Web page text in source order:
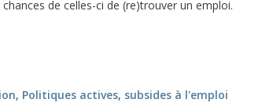
de celles-ci de (re)trouver un emploi.
, Politiques actives, subsides à l'emploi